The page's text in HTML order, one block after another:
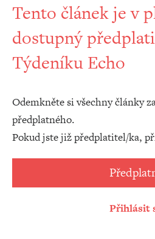
Tento článek je v
dostupný
Týdeníku Echo
Odemkněte si všechny články
předplatného.
Pokud jste již předplatitel/ka,
Přihlásit